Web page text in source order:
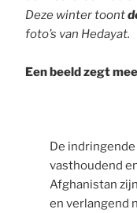
Deze winter toont
foto’s van Hedayat.
Een beeld zegt
De
vasthoudend
Afghanistan
en verlangend